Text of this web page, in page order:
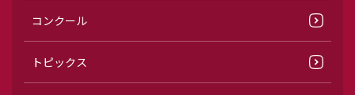
コンクール
トピックス